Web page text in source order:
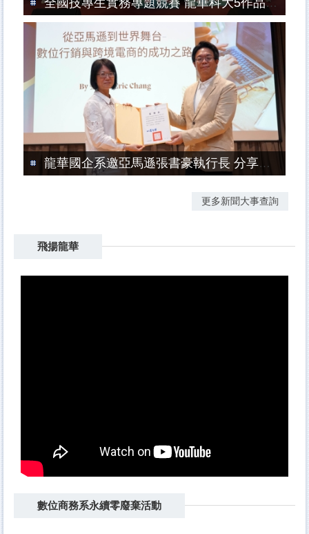
龍華國企系邀亞馬遜張書豪執行長 分享跨境電商實戰經驗
更多新聞大事查詢
飛揚龍華
數位商務系永續零廢棄活動